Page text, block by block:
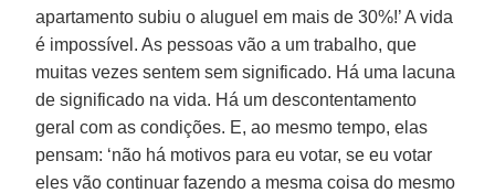
apartamento subiu o aluguel em mais de 30%!’ A vida
é impossível. As pessoas vão a um trabalho, que
muitas vezes sentem sem significado. Há uma lacuna
de significado na vida. Há um descontentamento
geral com as condições. E, ao mesmo tempo, elas
pensam: ‘não há motivos para eu votar, se eu votar
eles vão continuar fazendo a mesma coisa do mesmo